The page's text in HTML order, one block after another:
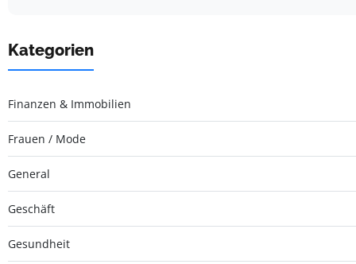
Kategorien
Finanzen & Immobilien
Frauen / Mode
General
Geschäft
Gesundheit